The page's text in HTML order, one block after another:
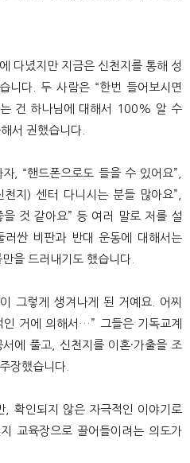
다녔지만 지금은 신천지를 통해 성
니다. 두 사람은 “한번 들어보시면
건 하나님에 대해서 100% 알 수
서 권했습니다.
, “핸드폰으로도 들을 수 있어요”,
지) 센터 다니시는 분들 많아요”,
것 같아요” 등 여러 말로 저를 설
러싼 비판과 반대 운동에 대해서는
을 드러내기도 했습니다.
그렇게 생겨나게 된 거예요. 어찌
거에 의해서…” 그들은 기독교계
에 풀고, 신천지를 이혼·가출을 조
장했습니다.
, 확인되지 않은 자극적인 이야기로
교육장으로 끌어들이려는 의도가